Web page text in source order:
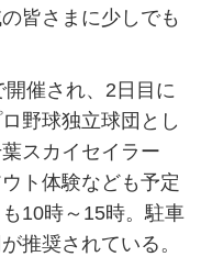
皆さまに少しでも
催され、2日目に
野球独立球団とし
スカイセイラー
ト体験なども予定
10時～15時。駐車
推奨されている。